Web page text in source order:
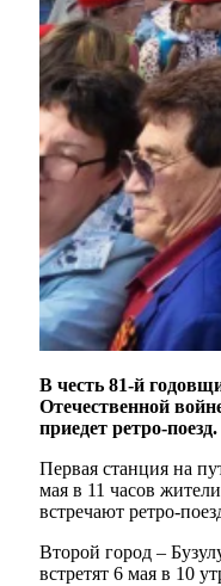
В честь 81-й
Отечественной
приедет ретро-поезд.
Первая станция на
мая в 11 часов
встречают ретро-
Второй город –
встретят 6 мая в 10